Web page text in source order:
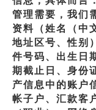
管理需要，我们
资料（姓名（中
地址区号、性别
件号码、出生日
期截止日、身份
产信息中的账户
帐子户、汇款客